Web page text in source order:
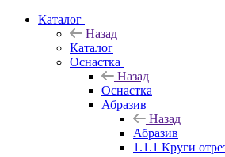
Каталог
Назад
Каталог
Оснастка
Назад
Оснастка
Абразив
Назад
Абразив
1.1.1 Круги